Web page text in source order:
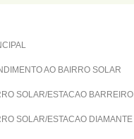
AO BAIRRO SOLAR
SOLAR/ESTACAO BARREIRO
SOLAR/ESTACAO DIAMANTE